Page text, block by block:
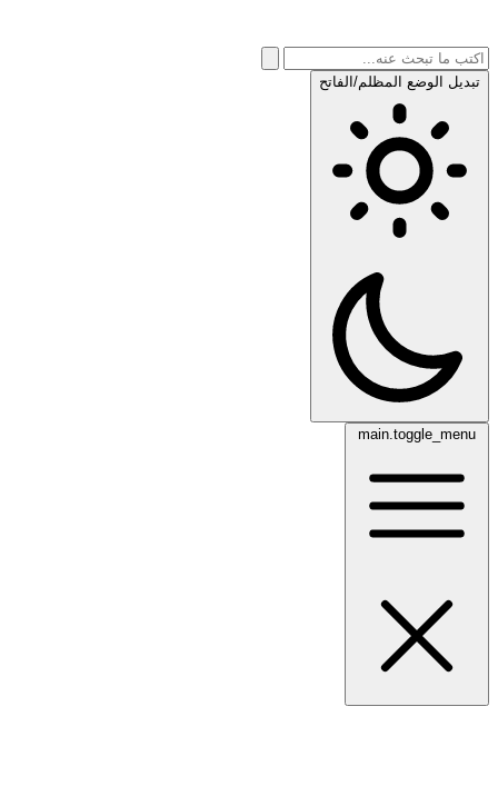
تبديل الوضع المظلم/الفاتح
main.toggle_menu